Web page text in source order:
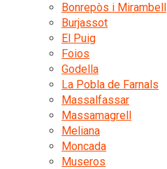
Bonrepòs i Mirambell
Burjassot
El Puig
Foios
Godella
La Pobla de Farnals
Massalfassar
Massamagrell
Meliana
Moncada
Museros